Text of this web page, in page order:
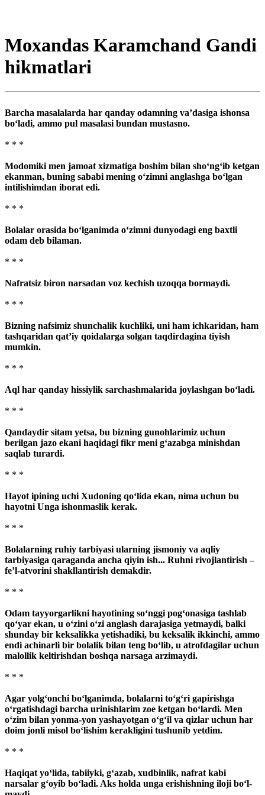
Moxandas Karamchand Gandi
hikmatlari
Barcha masalalarda har qanday odamning va’dasiga ishonsa
bo‘ladi, ammo pul masalasi bundan mus­tasno.
* * *
Modomiki men jamoat xizmatiga boshim bilan sho‘ng‘ib ketgan
ekanman, buning sababi mening o‘zimni anglashga bo‘lgan
intilishimdan iborat edi.
* * *
Bolalar orasida bo‘lganimda o‘zimni dunyodagi eng baxtli
odam deb bilaman.
* * *
Nafratsiz biron narsadan voz kechish uzoqqa bormaydi.
* * *
Bizning nafsimiz shunchalik kuchliki, uni ham ichkaridan, ham
tashqaridan qat’iy qoidalarga solgan taqdirdagina tiyish
mumkin.
* * *
Aql har qanday hissiylik sarchashmalarida joylashgan bo‘ladi.
* * *
Qandaydir sitam yetsa, bu bizning gunohlarimiz uchun
berilgan jazo ekani haqidagi fikr meni g‘a­zabga minishdan
saqlab turardi.
* * *
Hayot ipining uchi Xudoning qo‘lida ekan, nima uchun bu
hayotni Unga ishonmaslik kerak.
* * *
Bolalarning ruhiy tarbiyasi ularning jismoniy va aqliy
tarbiyasiga qaraganda ancha qiyin ish... Ruhni rivojlantirish –
fe’l-atvorini shakllantirish demakdir.
* * *
Odam tayyorgarlikni hayotining so‘nggi pog‘onasiga tashlab
qo‘yar ekan, u o‘zini o‘zi anglash darajasiga yetmaydi, balki
shunday bir keksalikka yetishadiki, bu keksalik ikkinchi, ammo
endi achinarli bir bolalik bilan teng bo‘lib, u atrofdagilar uchun
malollik keltirishdan boshqa narsaga arzimaydi.
* * *
Agar yolg‘onchi bo‘lganimda, bolalarni to‘g‘ri gapirishga
o‘rgatishdagi barcha urinishlarim zoe ketgan bo‘lardi. Men
o‘zim bilan yonma-yon yashayotgan o‘g‘il va qizlar uchun har
doim jonli misol bo‘lishim kerakligini tushunib yetdim.
* * *
Haqiqat yo‘lida, tabiiyki, g‘azab, xudbinlik, naf­rat kabi
narsalar g‘oyib bo‘ladi. Aks holda unga erishishning iloji bo‘­l­